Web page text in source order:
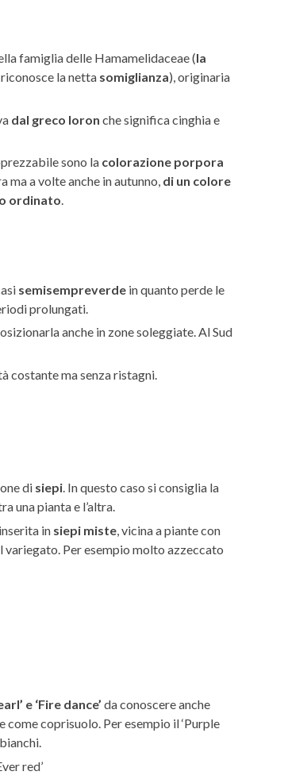
famiglia delle Hamamelidaceae (la
la netta somiglianza), originaria
dal greco loron che significa cinghia e
sono la colorazione porpora
a volte anche in autunno, di un colore
ordinato.
semisempreverdein quanto perde le
prolungati.
anche in zone soleggiate. Al Sud
costante ma senza ristagni.
di siepi. In questo caso si consiglia la
una pianta e l’altra.
in siepi miste, vicina a piante con
Per esempio molto azzeccato
e ‘Fire dance’ da conoscere anche
coprisuolo. Per esempio il ‘Purple
red’